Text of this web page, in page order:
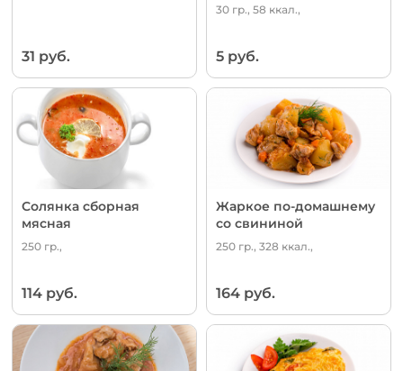
31 руб.
30 гр., 58 ккал.,
5 руб.
Солянка сборная
мясная
250 гр.,
114 руб.
Жаркое по-домашнему
со свининой
250 гр., 328 ккал.,
164 руб.